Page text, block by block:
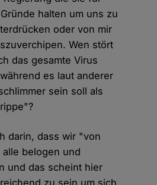
halten um uns zu
oder von mir
Wen stört
das gesamte Virus
es laut anderer
sein soll als
darin, dass wir "von
belogen und
und das scheint hier